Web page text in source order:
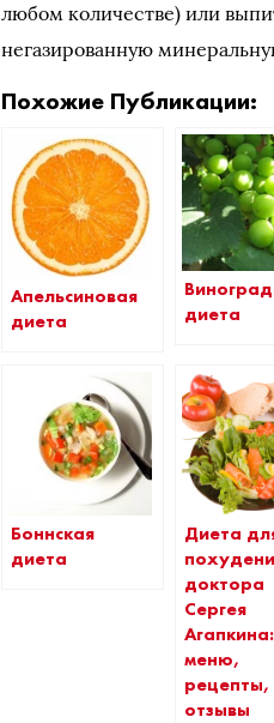
любом количестве) или
негазированную
Похожие Публикации:
Апельсиновая
диета
диета
Боннская
диета
Диета
доктора
Сергея
Агапкина:
меню,
рецепты,
отзывы